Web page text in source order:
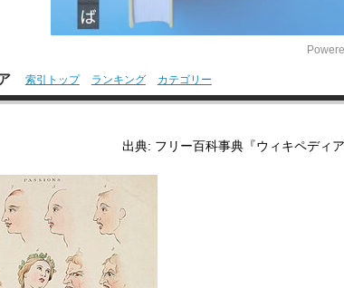
索引トップ ランキング カテゴリー
出典: フリー百科事典『ウィキペディ